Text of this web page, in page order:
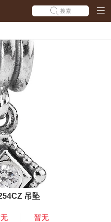
搜索
吊坠
暂无